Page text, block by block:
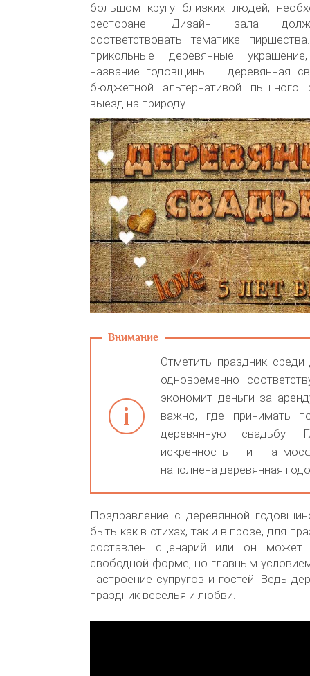
большом кругу близких людей,
ресторане. Дизайн зала
соответствовать тематике
прикольные деревянные
название годовщины – деревянная
бюджетной альтернативой пышного
выезд на природу.
Отметить праздник
одновременно
экономит деньги за
важно, где принимать
деревянную свадьбу.
искренность и
наполнена деревянная
Поздравление с деревянной
быть как в стихах, так и в прозе, для
составлен сценарий или он
свободной форме, но главным
настроение супругов и гостей. Ведь
праздник веселья и любви.